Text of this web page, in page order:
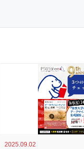
2025.09.02